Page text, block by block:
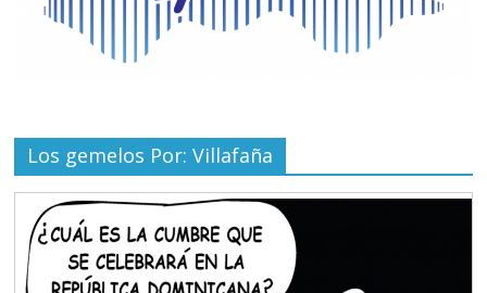
Los gemelos Por: Villafaña